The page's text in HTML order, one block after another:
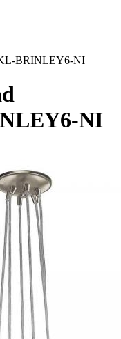
BRINLEY6-NI
NI